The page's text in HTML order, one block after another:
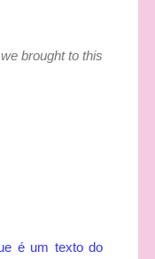
brought to this
é um texto do